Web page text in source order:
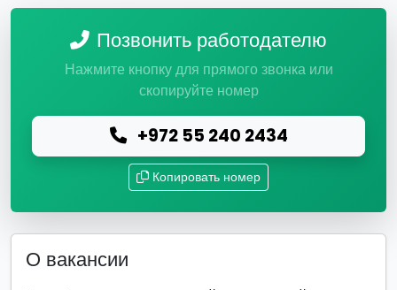
Позвонить работодателю
Нажмите кнопку для прямого звонка или
скопируйте номер
+972 55 240 2434
Копировать номер
О вакансии